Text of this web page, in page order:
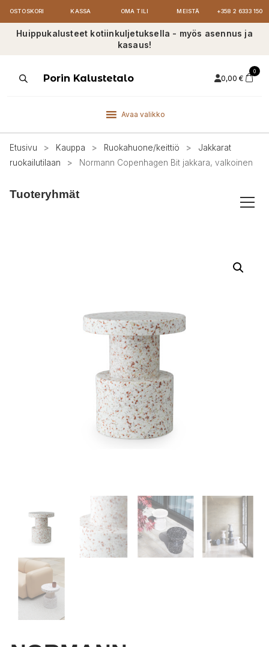
OSTOSKORI KASSA OMA TILI MEISTÄ +358 2 6333 150
Huippukalusteet kotiinkuljetuksella - myös asennus ja
kasaus!
ProductsPorin Kalustetalo 0,00 €
0
Avaa valikko
Etusivu > Kauppa > Ruokahuone/keittiö >
Jakkarat
ruokailutilaan
> Normann Copenhagen Bit jakkara, valkoinen
Tuoteryhmät